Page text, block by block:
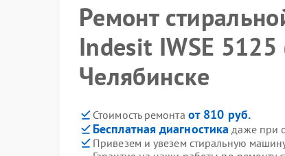
Ремонт
Indesit IWSE 5125
Челябинске
Стоимость ремонта от 810 руб.
Бесплатная диагностика даже при
Привезем и увезем стиральную